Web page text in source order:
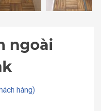
ngoài
hàng)